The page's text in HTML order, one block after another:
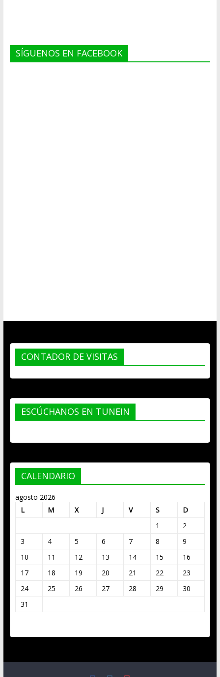
SÍGUENOS EN FACEBOOK
CONTADOR DE VISITAS
ESCÚCHANOS EN TUNEIN
CALENDARIO
agosto 2026
L
M X J V S
D
1
2
3
4 5 6 7 8
9
10
11 12 13 14 15
16
17
18 19 20 21 22
23
24
25 26 27 28 29
30
31